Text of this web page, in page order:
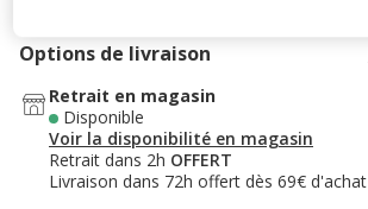
Options de livraison
Retrait en magasin
Disponible
Voir la disponibilité en magasin
Retrait dans 2h OFFERT
Livraison dans 72h offert dès 69€ d'achat